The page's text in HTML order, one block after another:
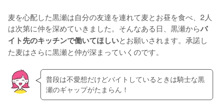
麦を心配した黒瀬は自分の友達を連れて麦とお昼を食べ、2人
は次第に仲を深めていきました。そんなある日、黒瀬からバ
イト先のキッチンで働いてほしいとお願いされます。承諾し
た麦はさらに黒瀬と仲が深まっていくのです。
普段は不愛想だけどバイトしているときは騎士な黒
瀬のギャップがたまらん！